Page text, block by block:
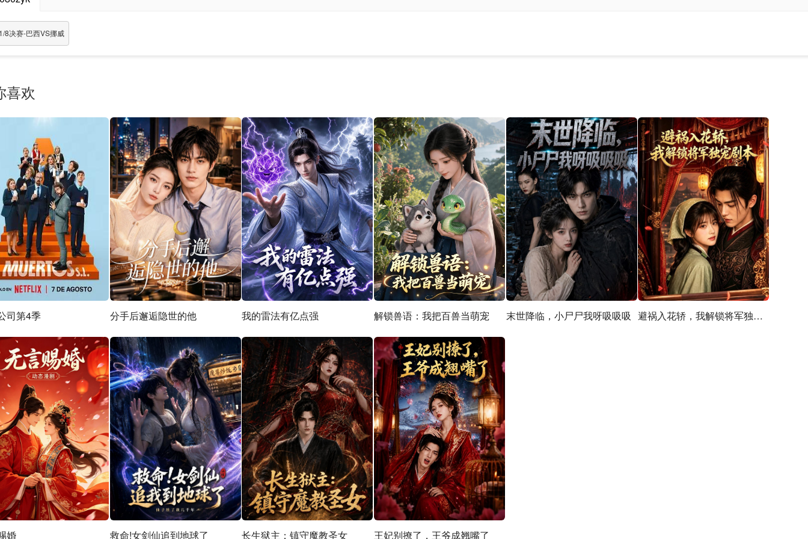
8决赛-巴西VS挪威
喜欢
司第4季 分手后邂逅隐世的他 我的雷法有亿点强 解锁兽语：我把百兽当萌宠 末世降临，小尸尸我呀吸吸吸 避祸入花轿，我解锁将军独宠剧本
婚 救命!女剑仙追到地球了 长生狱主：镇守魔教圣女 王妃别撩了，王爷成翘嘴了